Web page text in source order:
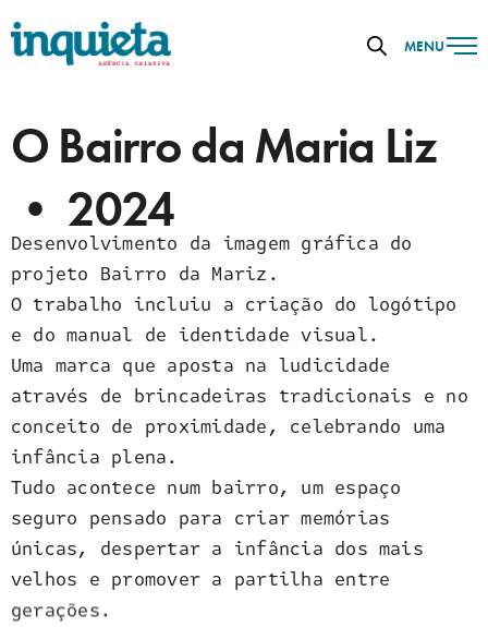
MENU
O Bairro da Maria Liz
• 2024
Desenvolvimento da imagem gráfica do
projeto Bairro da Mariz.
O trabalho incluiu a criação do logótipo
e do manual de identidade visual.
Uma marca que aposta na ludicidade
através de brincadeiras tradicionais e no
conceito de proximidade, celebrando uma
infância plena.
Tudo acontece num bairro, um espaço
seguro pensado para criar memórias
únicas, despertar a infância dos mais
velhos e promover a partilha entre
gerações.